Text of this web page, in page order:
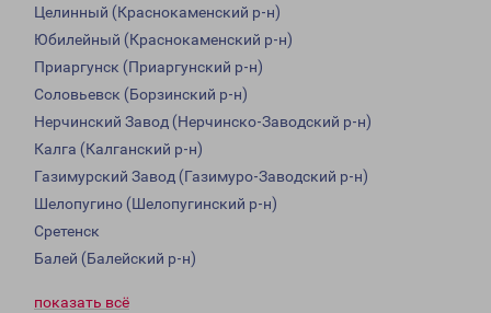
Целинный (Краснокаменский р-н)
Юбилейный (Краснокаменский р-н)
Приаргунск (Приаргунский р-н)
Соловьевск (Борзинский р-н)
Нерчинский Завод (Нерчинско-Заводский р-н)
Калга (Калганский р-н)
Газимурский Завод (Газимуро-Заводский р-н)
Шелопугино (Шелопугинский р-н)
Сретенск
Балей (Балейский р-н)
показать всё